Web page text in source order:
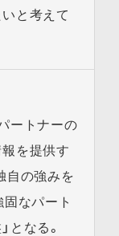
と考えて
ートナーの
を提供す
自の強みを
固なパート
となる。